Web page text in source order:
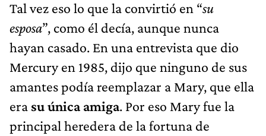
Tal vez eso lo que la convirtió en “su
esposa”, como él decía, aunque nunca
hayan casado. En una entrevista que dio
Mercury en 1985, dijo que ninguno de sus
amantes podía reemplazar a Mary, que ella
era su única amiga. Por eso Mary fue la
principal heredera de la fortuna de